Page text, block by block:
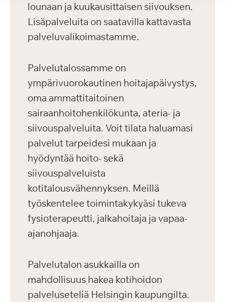
lounaan ja kuukausittaisen siivouksen.
Lisäpalveluita on saatavilla kattavasta
palveluvalikoimastamme.
Palvelutalossamme on
ympärivuorokautinen hoitajapäivystys,
oma ammattitaitoinen
sairaanhoitohenkilökunta, ateria- ja
siivouspalveluita. Voit tilata haluamasi
palvelut tarpeidesi mukaan ja
hyödyntää hoito- sekä
siivouspalveluista
kotitalousvähennyksen. Meillä
työskentelee toimintakykyäsi tukeva
fysioterapeutti, jalkahoitaja ja vapaa-
ajanohjaaja.
Palvelutalon asukkailla on
mahdollisuus hakea kotihoidon
palveluseteliä Helsingin kaupungilta.